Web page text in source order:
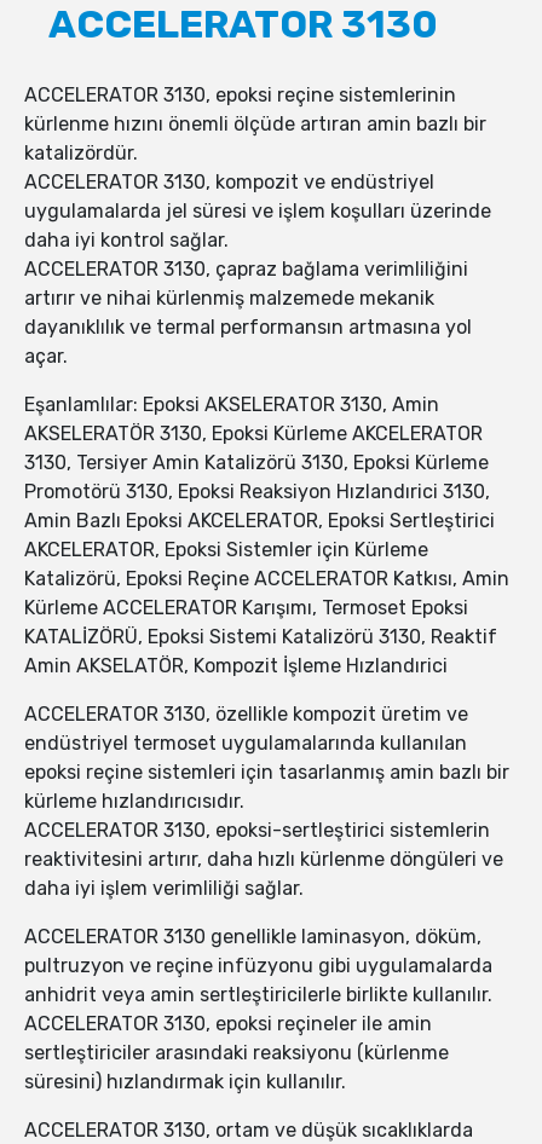
ACCELERATOR 3130
ACCELERATOR 3130, epoksi reçine sistemlerinin
kürlenme hızını önemli ölçüde artıran amin bazlı bir
katalizördür.
ACCELERATOR 3130, kompozit ve endüstriyel
uygulamalarda jel süresi ve işlem koşulları üzerinde
daha iyi kontrol sağlar.
ACCELERATOR 3130, çapraz bağlama verimliliğini
artırır ve nihai kürlenmiş malzemede mekanik
dayanıklılık ve termal performansın artmasına yol
açar.
Eşanlamlılar: Epoksi AKSELERATOR 3130, Amin
AKSELERATÖR 3130, Epoksi Kürleme AKCELERATOR
3130, Tersiyer Amin Katalizörü 3130, Epoksi Kürleme
Promotörü 3130, Epoksi Reaksiyon Hızlandırici 3130,
Amin Bazlı Epoksi AKCELERATOR, Epoksi Sertleştirici
AKCELERATOR, Epoksi Sistemler için Kürleme
Katalizörü, Epoksi Reçine ACCELERATOR Katkısı, Amin
Kürleme ACCELERATOR Karışımı, Termoset Epoksi
KATALİZÖRÜ, Epoksi Sistemi Katalizörü 3130, Reaktif
Amin AKSELATÖR, Kompozit İşleme Hızlandırici
ACCELERATOR 3130, özellikle kompozit üretim ve
endüstriyel termoset uygulamalarında kullanılan
epoksi reçine sistemleri için tasarlanmış amin bazlı bir
kürleme hızlandırıcısıdır.
ACCELERATOR 3130, epoksi-sertleştirici sistemlerin
reaktivitesini artırır, daha hızlı kürlenme döngüleri ve
daha iyi işlem verimliliği sağlar.
ACCELERATOR 3130 genellikle laminasyon, döküm,
pultruzyon ve reçine infüzyonu gibi uygulamalarda
anhidrit veya amin sertleştiricilerle birlikte kullanılır.
ACCELERATOR 3130, epoksi reçineler ile amin
sertleştiriciler arasındaki reaksiyonu (kürlenme
süresini) hızlandırmak için kullanılır.
ACCELERATOR 3130, ortam ve düşük sıcaklıklarda